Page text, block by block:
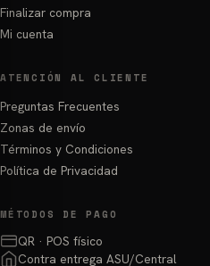
Finalizar compra
Mi cuenta
ATENCIÓN AL CLIENTE
Preguntas Frecuentes
Zonas de envío
Términos y Condiciones
Política de Privacidad
MÉTODOS DE PAGO
QR · POS físico
Contra entrega ASU/Central